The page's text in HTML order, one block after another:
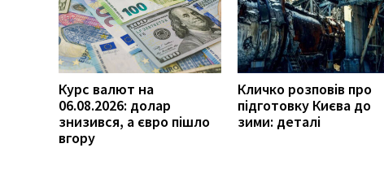
Курс валют на
06.08.2026: долар
знизився, а євро пішло
вгору
Кличко розповів про
підготовку Києва до
зими: деталі